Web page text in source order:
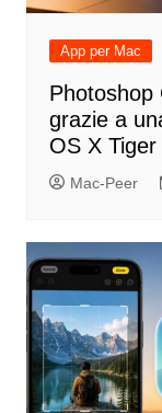
App per Mac
Photoshop
grazie a
OS X Tiger
Mac-Peer